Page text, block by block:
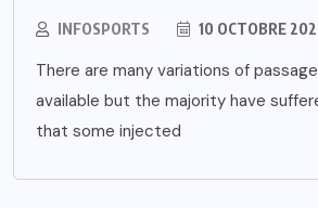
INFOSPORTS 10 OCTOBRE
There are many variations of
available but the majority have
that some injected